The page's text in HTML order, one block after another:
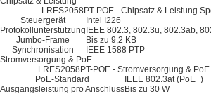
LRES2058PT-POE - Chipsatz & Leistung
Steuergerät
Intel I226
Protokollunterstützung IEEE 802.3, 802.3u, 802.3ab,
Jumbo-Frame
Bis zu 9,2 KB
Synchronisation
IEEE 1588 PTP
Stromversorgung & PoE
LRES2058PT-POE - Stromversorgung &
PoE-Standard
IEEE 802.3at (PoE+)
Ausgangsleistung pro AnschlussBis zu 30 W